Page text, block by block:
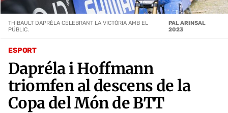
ESPORT
Dapréla i Hoffmann
triomfen al descens de la
Copa del Món de BTT
THIBAULT DAPRÉLA CELEBRANT LA VICTÒRIA AMB EL
PÚBLIC.
PAL ARINSAL
2023